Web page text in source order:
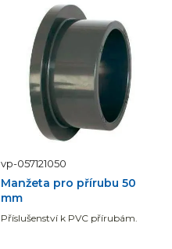
vp-057121050
Manžeta pro přírubu 50
mm
Příslušenství k PVC přírubám.